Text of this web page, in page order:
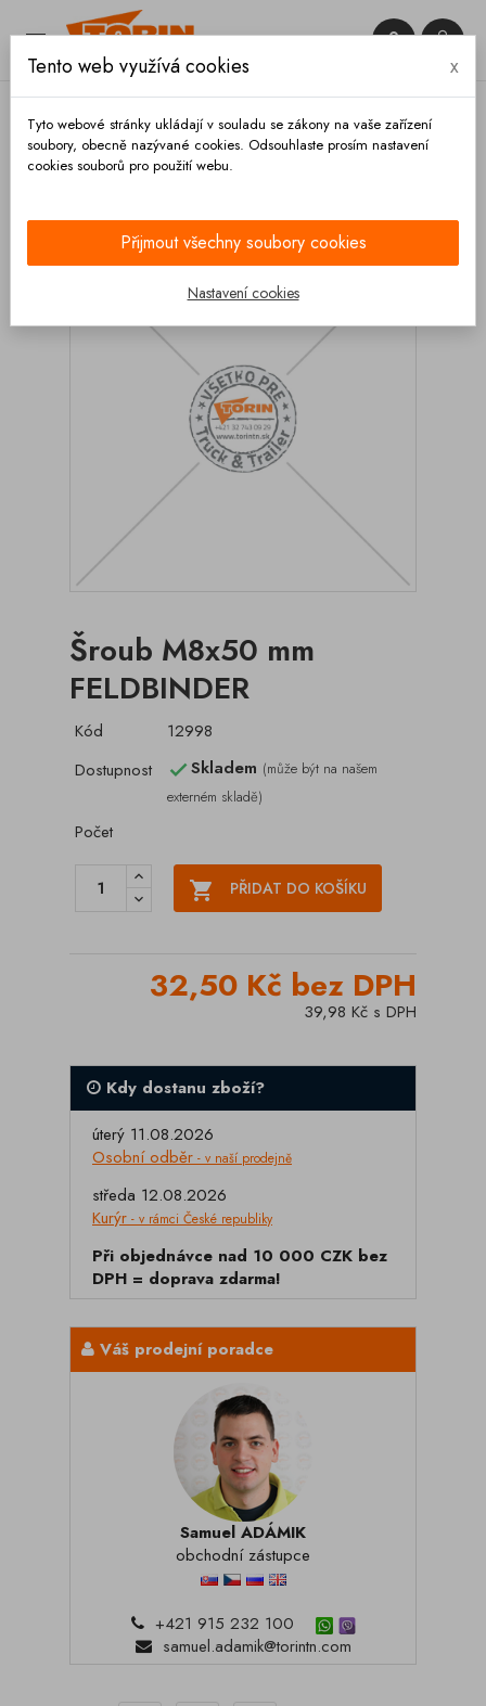
 

Šroub M8x50 mm
FELDBINDER
Kód
12998
Dostupnost
Skladem (může být na našem
externém skladě)
Počet
 PŘIDAT DO KOŠÍKU
32,50 Kč bez DPH
39,98 Kč s DPH
Kdy dostanu zboží?
úterý 11.08.2026
Osobní odběr - v naší prodejně
středa 12.08.2026
Kurýr - v rámci České republiky
Při objednávce nad 10 000 CZK bez
DPH = doprava zdarma!
Váš prodejní poradce
Samuel ADÁMIK
obchodní zástupce
+421 915 232 100
samuel.adamik@torintn.com
Tento web využívá cookies x
Tyto webové stránky ukládají v souladu se zákony na vaše zařízení
soubory, obecně nazývané cookies. Odsouhlaste prosím nastavení
cookies souborů pro použití webu.
Přijmout všechny soubory cookies
Nastavení cookies